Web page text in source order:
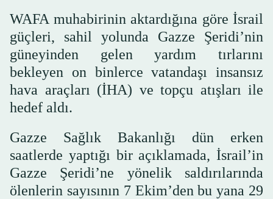
WAFA muhabirinin aktardığına göre İsrail
güçleri, sahil yolunda Gazze Şeridi’nin
güneyinden gelen yardım tırlarını
bekleyen on binlerce vatandaşı insansız
hava araçları (İHA) ve topçu atışları ile
hedef aldı.
Gazze Sağlık Bakanlığı dün erken
saatlerde yaptığı bir açıklamada, İsrail’in
Gazze Şeridi’ne yönelik saldırılarında
ölenlerin sayısının 7 Ekim’den bu yana 29